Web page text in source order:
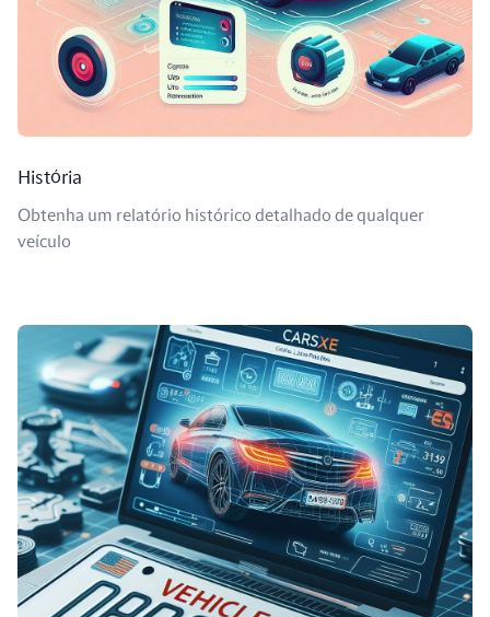
História
Obtenha um relatório histórico detalhado de qualquer
veículo